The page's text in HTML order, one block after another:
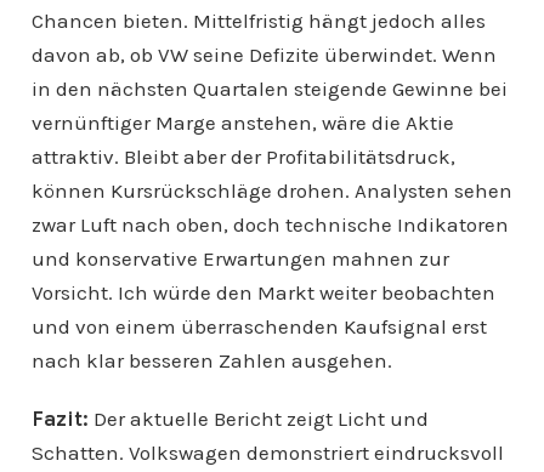
Chancen bieten. Mittelfristig hängt jedoch alles
davon ab, ob VW seine Defizite überwindet. Wenn
in den nächsten Quartalen steigende Gewinne bei
vernünftiger Marge anstehen, wäre die Aktie
attraktiv. Bleibt aber der Profitabilitätsdruck,
können Kursrückschläge drohen. Analysten sehen
zwar Luft nach oben, doch technische Indikatoren
und konservative Erwartungen mahnen zur
Vorsicht. Ich würde den Markt weiter beobachten
und von einem überraschenden Kaufsignal erst
nach klar besseren Zahlen ausgehen.
Fazit: Der aktuelle Bericht zeigt Licht und
Schatten. Volkswagen demonstriert eindrucksvoll